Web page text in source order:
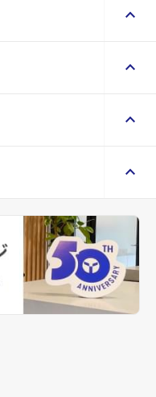
train
路線から探す
keyboard_arrow_right
keyboard_arrow_right
keyboard_arrow_right
keyboard_arrow_right
keyboard_arrow_right
keyboard_arrow_up
keyboard_arrow_right
keyboard_arrow_right
keyboard_arrow_up
keyboard_arrow_right
keyboard_arrow_right
keyboard_arrow_right
keyboard_arrow_right
keyboard_arrow_up
keyboard_arrow_right
keyboard_arrow_right
keyboard_arrow_right
keyboard_arrow_right
open_in_new
keyboard_arrow_up
keyboard_arrow_right
keyboard_arrow_right
）
/八乙女駅 徒歩21分
築年月
2000年
12月
取り内訳
洋室 5.5
帖
和室 6